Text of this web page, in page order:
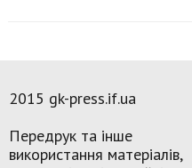
2015 gk-press.if.ua
Передрук та інше
використання матеріалів,